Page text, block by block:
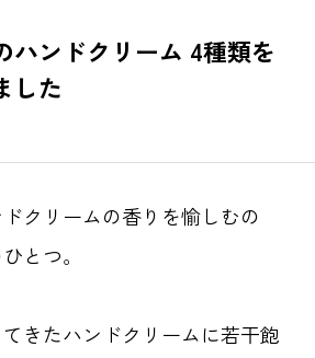
ハンドクリーム 4種類を
した
クリームの香りを愉しむの
とつ。
きたハンドクリームに若干飽